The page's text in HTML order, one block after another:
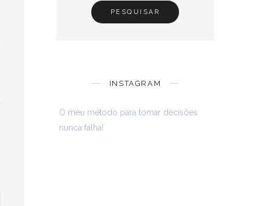
INSTAGRAM
O meu método para tomar decisões
nunca falha!